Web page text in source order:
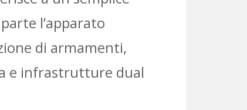
l’apparato
di armamenti,
e infrastrutture dual